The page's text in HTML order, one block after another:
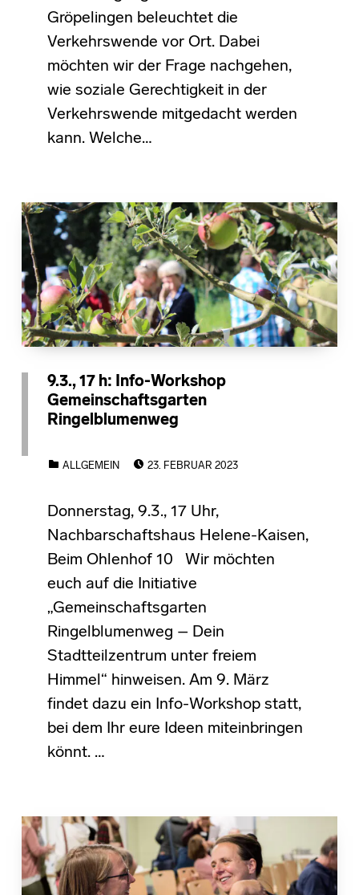
Gröpelingen beleuchtet die
Verkehrswende vor Ort. Dabei
möchten wir der Frage nachgehen,
wie soziale Gerechtigkeit in der
Verkehrswende mitgedacht werden
kann. Welche…
9.3., 17 h: Info-Workshop
Gemeinschaftsgarten
Ringelblumenweg
ALLGEMEIN
23. FEBRUAR 2023
Donnerstag, 9.3., 17 Uhr,
Nachbarschaftshaus Helene-Kaisen,
Beim Ohlenhof 10 Wir möchten
euch auf die Initiative
„Gemeinschaftsgarten
Ringelblumenweg – Dein
Stadtteilzentrum unter freiem
Himmel“ hinweisen. Am 9. März
findet dazu ein Info-Workshop statt,
bei dem Ihr eure Ideen miteinbringen
könnt. …